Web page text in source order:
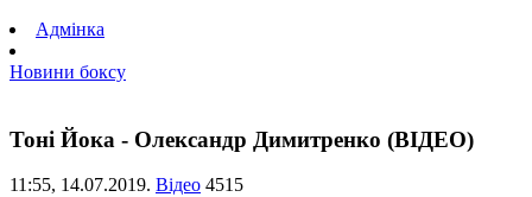
Адмінка
Новини боксу
Тоні Йока - Олександр Димитренко (ВІДЕО)
11:55, 14.07.2019. Відео 4515